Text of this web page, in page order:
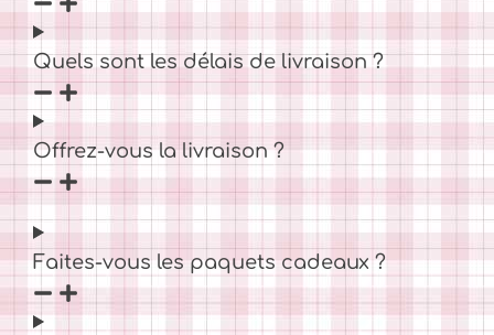
Quels sont les délais de livraison ?
Offrez-vous la livraison ?
Faites-vous les paquets cadeaux ?